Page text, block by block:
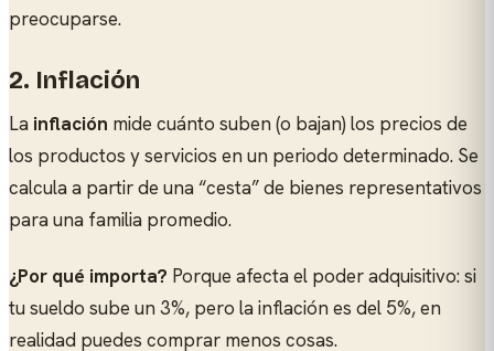
preocuparse.
2. Inflación
La inflación mide cuánto suben (o bajan) los precios de
los productos y servicios en un periodo determinado. Se
calcula a partir de una “cesta” de bienes representativos
para una familia promedio.
¿Por qué importa? Porque afecta el poder adquisitivo: si
tu sueldo sube un 3%, pero la inflación es del 5%, en
realidad puedes comprar menos cosas.